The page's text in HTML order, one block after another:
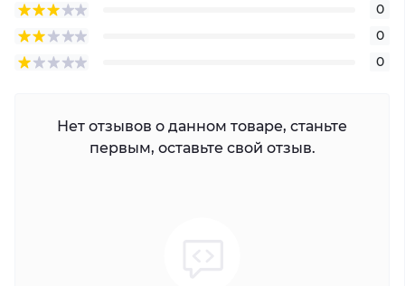
0
0
0
Нет отзывов о данном товаре, станьте
первым, оставьте свой отзыв.